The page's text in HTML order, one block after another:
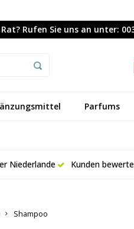
Rufen Sie uns an unter:
Parfums
Niederlande Kunden
Shampoo